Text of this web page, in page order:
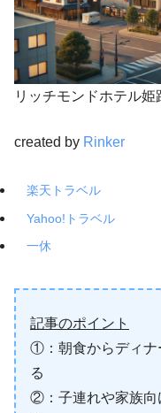
リッチモンドホテル
created by Rinker
楽天トラベル
Yahoo!トラベル
一休
記事のポイント
①：朝食からディナ
る
②：子連れや家族向